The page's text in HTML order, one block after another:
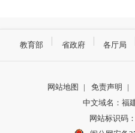
教育部 省政府 各厅局
网站地图 | 免责声明 |
中文域名：福
网站标识码